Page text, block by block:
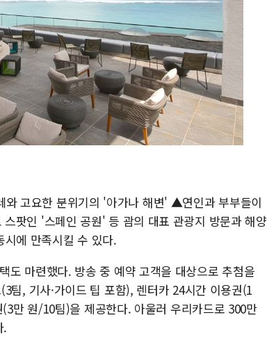
고요한 분위기의 '아가나 해변' ▲연인과 부부들이
팟인 '스페인 공원' 등 괌의 대표 관광지 방문과 해양
에 만족시킬 수 있다.
도 마련했다. 방송 중 예약 고객을 대상으로 추첨을
팀, 기사·가이드 팁 포함), 렌터카 24시간 이용권(1
만 원/10팀)을 제공한다. 아울러 우리카드로 300만
.